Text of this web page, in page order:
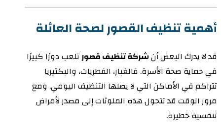
أهمية تنظيف القصور لصحة العائلة
قد لا يدرك البعض أنشركة تنظيف قصورتلعب دورًا كبيرًا
في حماية صحة الأسرة. فالغبار، الفطريات، والبكتيريا
تتراكم في الأماكن التي لا يصلها التنظيف اليومي. ومع
مرور الوقت قد تتحول هذه الملوثات إلى مصدر لأمراض
تنفسية خطيرة.